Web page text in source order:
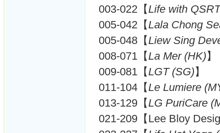
003-022【Life with
005-042【Lala Chong
005-048【Liew Sing
008-071【La Mer (HK)】
009-081【LGT (SG)】
011-104【Le Lumiere
013-129【LG PuriCare
021-209【Lee Bloy